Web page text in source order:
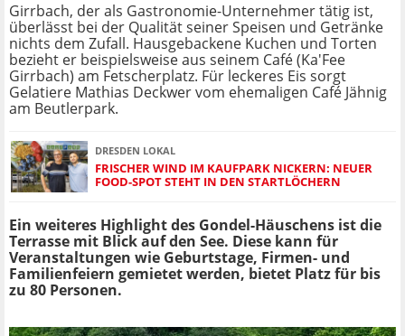
Girrbach, der als Gastronomie-Unternehmer tätig ist,
überlässt bei der Qualität seiner Speisen und Getränke
nichts dem Zufall. Hausgebackene Kuchen und Torten
bezieht er beispielsweise aus seinem Café (Ka'Fee
Girrbach) am Fetscherplatz. Für leckeres Eis sorgt
Gelatiere Mathias Deckwer vom ehemaligen Café Jähnig
am Beutlerpark.
DRESDEN LOKAL
FRISCHER WIND IM KAUFPARK NICKERN: NEUER
FOOD-SPOT STEHT IN DEN STARTLÖCHERN
Ein weiteres Highlight des Gondel-Häuschens ist die
Terrasse mit Blick auf den See. Diese kann für
Veranstaltungen wie Geburtstage, Firmen- und
Familienfeiern gemietet werden, bietet Platz für bis
zu 80 Personen.